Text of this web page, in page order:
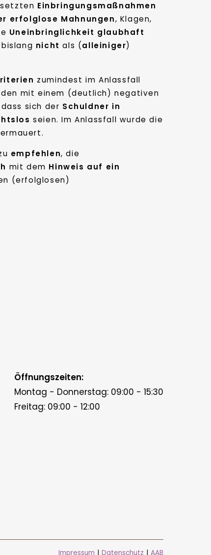
Einbringungsmaßnahmen
erfolglose Mahnungen, Klagen,
Uneinbringlichkeit glaubhaft
nicht als (alleiniger)
zumindest im Anlassfall
mit einem (deutlich) negativen
sich der Schuldner in
seien. Im Anlassfall wurde die
empfehlen, die
mit dem Hinweis auf ein
(erfolglosen)
Öffnungszeiten:
Montag - Donnerstag: 09:00 - 15:30
Freitag: 09:00 - 12:00
Impressum Datenschutz AAB